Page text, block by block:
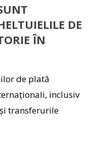
DE
ÎN
de plată
inclusiv
transferurile